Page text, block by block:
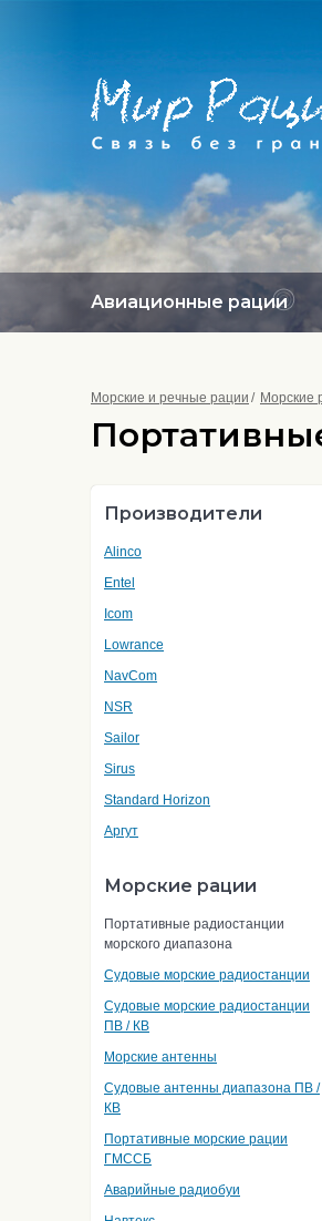
Авиационные рации
Морские и речные рации Морские
Производители
Alinco
Entel
Icom
Lowrance
NavCom
NSR
Sailor
Sirus
Standard Horizon
Аргут
Морские рации
Портативные радиостанции
морского диапазона
Судовые морские радиостанции
Судовые морские радиостанции
ПВ / КВ
Морские антенны
Судовые антенны диапазона ПВ /
КВ
Портативные морские рации
ГМССБ
Аварийные радиобуи